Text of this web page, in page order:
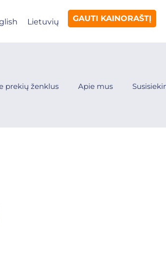
GAUTI KAINORAŠTĮ
Lietuvių
prekių ženklus Apie mus